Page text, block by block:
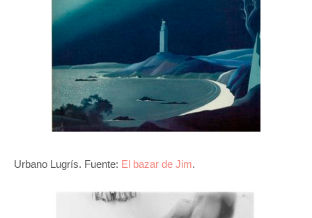
Urbano Lugrís. Fuente: El bazar de Jim.